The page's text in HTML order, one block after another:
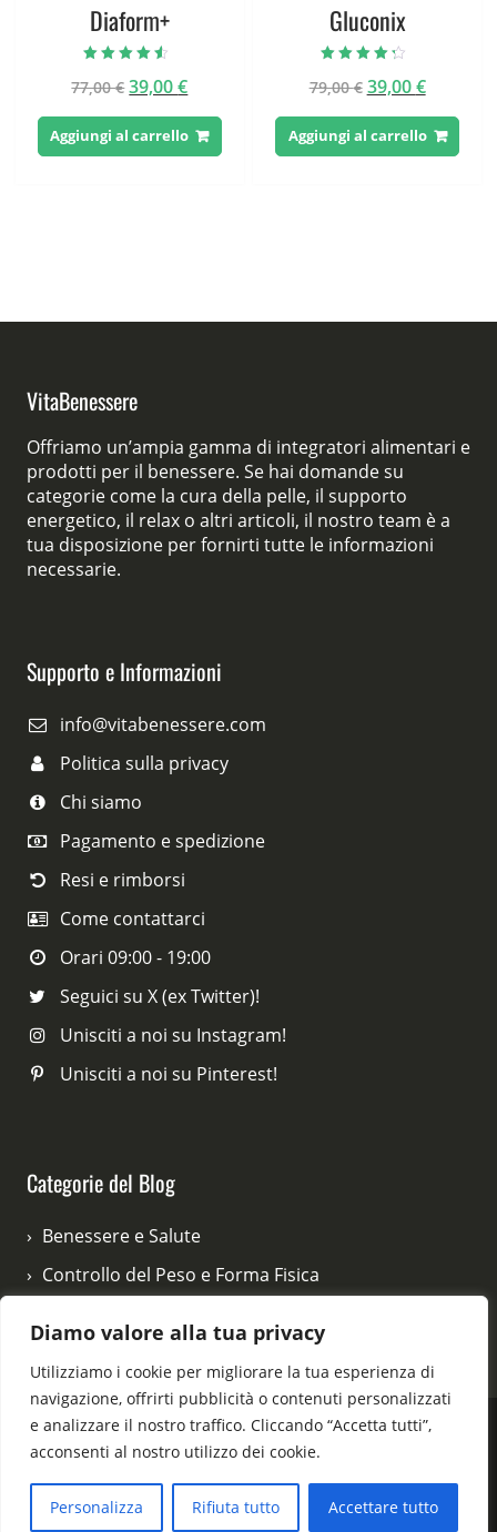
Diamo valore alla tua privacy
Utilizziamo i cookie per migliorare la tua esperienza di
navigazione, offrirti pubblicità o contenuti personalizzati
e analizzare il nostro traffico. Cliccando “Accetta tutti”,
acconsenti al nostro utilizzo dei cookie.
Personalizza Rifiuta tutto Accettare tutto
Diaform+
4.25
su 5
77,00€Il
originale
era:
39,00€Il
attuale
è:
Aggiungi al carrello
Gluconix
4.00
su 5
79,00€ Il
originale
era:
39,00€Il
attuale
è:
Aggiungi al carrello
VitaBenessere
Offriamo un’ampia gamma di integratori alimentari e
prodotti per il benessere. Se hai domande su
categorie come la cura della pelle, il supporto
energetico, il relax o altri articoli, il nostro team è a
tua disposizione per fornirti tutte le informazioni
necessarie.
Supporto e Informazioni
info@vitabenessere.com
Politica sulla privacy
Chi siamo
Pagamento e spedizione
Resi e rimborsi
Come contattarci
Orari 09:00 - 19:00
Seguici su X (ex Twitter)!
Unisciti a noi su Instagram!
Unisciti a noi su Pinterest!
Categorie del Blog
Benessere e Salute
Controllo del Peso e Forma Fisica
Salute Femminile e Maschile
© 2026 vitabenessere.com - Tutti i diritti riservati.